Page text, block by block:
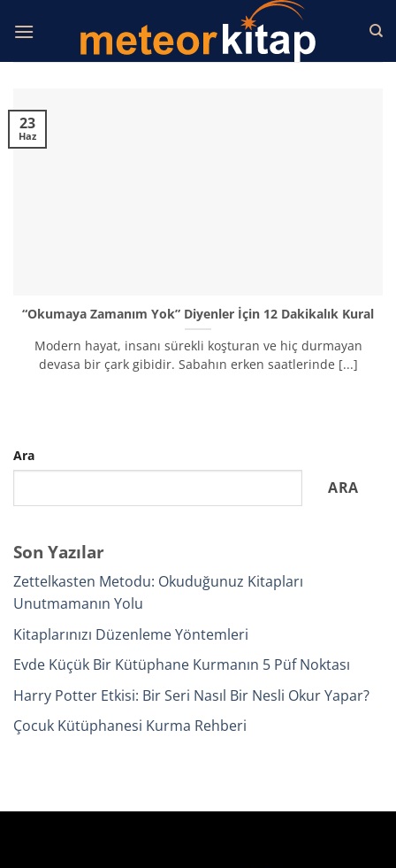
atla
“Okumaya Zamanım Yok” Diyenler İçin 12 Dakikalık Kural
Modern hayat, insanı sürekli koşturan ve hiç durmayan
devasa bir çark gibidir. Sabahın erken saatlerinde [...]
23
Haz
Ara
ARA
Son Yazılar
Zettelkasten Metodu: Okuduğunuz Kitapları
Unutmamanın Yolu
Kitaplarınızı Düzenleme Yöntemleri
Evde Küçük Bir Kütüphane Kurmanın 5 Püf Noktası
Harry Potter Etkisi: Bir Seri Nasıl Bir Nesli Okur Yapar?
Çocuk Kütüphanesi Kurma Rehberi